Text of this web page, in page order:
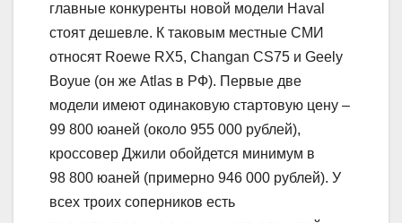
главные конкуренты новой модели Haval
стоят дешевле. К таковым местные СМИ
относят Roewe RX5, Changan CS75 и Geely
Boyue (он же Atlas в РФ). Первые две
модели имеют одинаковую стартовую цену –
99 800 юаней (около 955 000 рублей),
кроссовер Джили обойдется минимум в
98 800 юаней (примерно 946 000 рублей). У
всех троих соперников есть